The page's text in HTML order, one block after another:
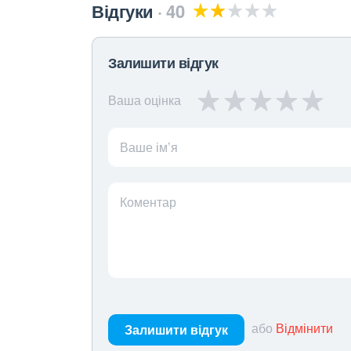
Відгуки 40
Залишити відгук
Ваша оцінка
Ваше ім’я
Коментар
Залишити відгук або Відмінити